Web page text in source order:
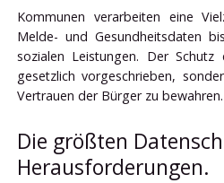
Kommunen verarbeiten eine
Melde- und Gesundheitsdaten
sozialen Leistungen. Der
gesetzlich vorgeschrieben,
Vertrauen der Bürger zu bewahren.
Die größten
Herausforderungen.